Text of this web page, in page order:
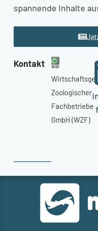
spannende Inhalte
Kontakt
Zoologischer
Fachbetriebe
GmbH (WZF)